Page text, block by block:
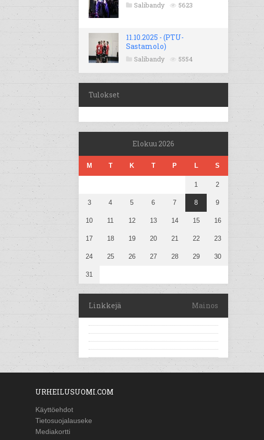
Salibandy 5623
11.10.2025 - (PTU-
Sastamolo)
Salibandy 5554
Tulokset
Elokuu 2026
M T K T P L S
1 2
3 4 5 6 7 8 9
10 11 12 13 14 15 16
17 18 19 20 21 22 23
24 25 26 27 28 29 30
31
Linkkejä Mainos
URHEILUSUOMI.COM
Käyttöehdot
Tietosuojalauseke
Mediakortti